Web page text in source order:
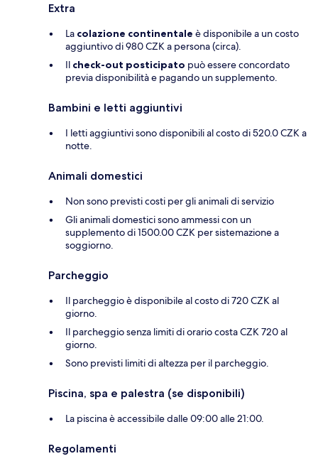
Extra
La colazione continentale è disponibile a un costo
aggiuntivo di 980 CZK a persona (circa).
Il check-out posticipato può essere concordato
previa disponibilità e pagando un supplemento.
Bambini e letti aggiuntivi
I letti aggiuntivi sono disponibili al costo di 520.0 CZK a
notte.
Animali domestici
Non sono previsti costi per gli animali di servizio
Gli animali domestici sono ammessi con un
supplemento di 1500.00 CZK per sistemazione a
soggiorno.
Parcheggio
Il parcheggio è disponibile al costo di 720 CZK al
giorno.
Il parcheggio senza limiti di orario costa CZK 720 al
giorno.
Sono previsti limiti di altezza per il parcheggio.
Piscina, spa e palestra (se disponibili)
La piscina è accessibile dalle 09:00 alle 21:00.
Regolamenti